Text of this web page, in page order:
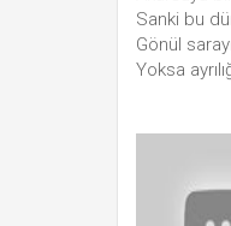
Sanki bu
Gönül
Yoksa